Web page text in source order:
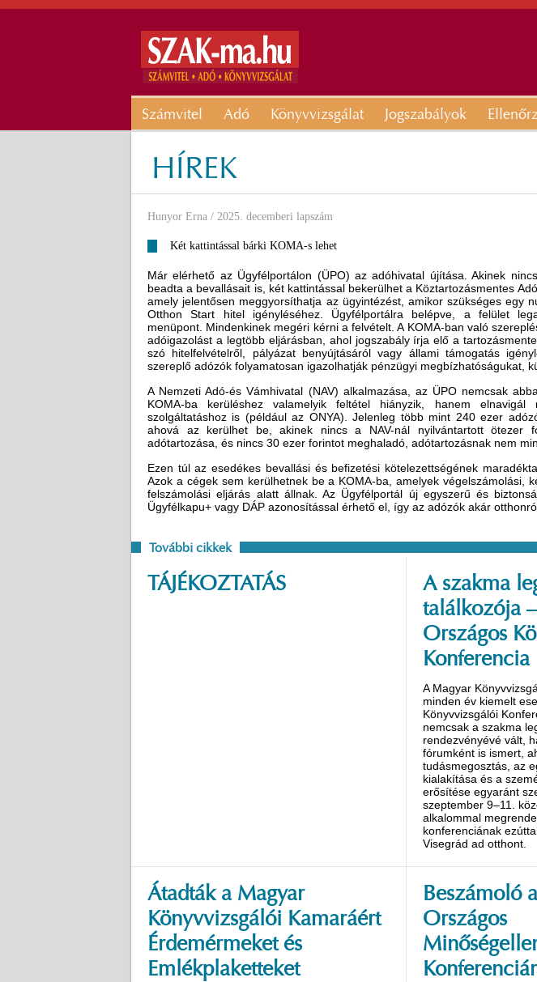
Számvitel Adó Könyvvizsgálat Jogszabályok
HÍREK
Hunyor Erna / 2025. decemberi lapszám
Két kattintással bárki KOMA-s lehet
Már elérhető az Ügyfélportálon (ÜPO) az adóhivatal újítása. Akinek
beadta a bevallásait is, két kattintással bekerülhet a Köztartozásmentes
amely jelentősen meggyorsíthatja az ügyintézést, amikor szükséges egy
Otthon Start hitel igényléséhez. Ügyfélportálra belépve, a felület
menüpont. Mindenkinek megéri kérni a felvételt. A KOMA-ban való
adóigazolást a legtöbb eljárásban, ahol jogszabály írja elő a
szó hitelfelvételről, pályázat benyújtásáról vagy állami támogatás
szereplő adózók folyamatosan igazolhatják pénzügyi megbízhatóságukat,
A Nemzeti Adó-és Vámhivatal (NAV) alkalmazása, az ÜPO nemcsak
KOMA-ba kerüléshez valamelyik feltétel hiányzik, hanem elnavigál
szolgáltatáshoz is (például az ONYA). Jelenleg több mint 240 ezer
ahová az kerülhet be, akinek nincs a NAV-nál nyilvántartott ötezer
adótartozása, és nincs 30 ezer forintot meghaladó, adótartozásnak nem
Ezen túl az esedékes bevallási és befizetési kötelezettségének
Azok a cégek sem kerülhetnek be a KOMA-ba, amelyek végelszámolási,
felszámolási eljárás alatt állnak. Az Ügyfélportál új egyszerű és
Ügyfélkapu+ vagy DÁP azonosítással érhető el, így az adózók akár
További cikkek
TÁJÉKOZTATÁS
A szakma
találkozója
Országos
Konferencia
A Magyar
minden év kiemelt
Könyvvizsgálói
nemcsak a szakma
rendezvényévé vált,
fórumként is ismert,
tudásmegosztás, az
kialakítása és a
erősítése egyaránt
szeptember 9–11.
alkalommal
konferenciának
Visegrád ad otthont.
Átadták a Magyar
Könyvvizsgálói Kamaráért
Érdemérmeket és
Emlékplaketteket
Beszámoló
Országos